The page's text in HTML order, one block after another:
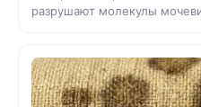
разрушают молекулы